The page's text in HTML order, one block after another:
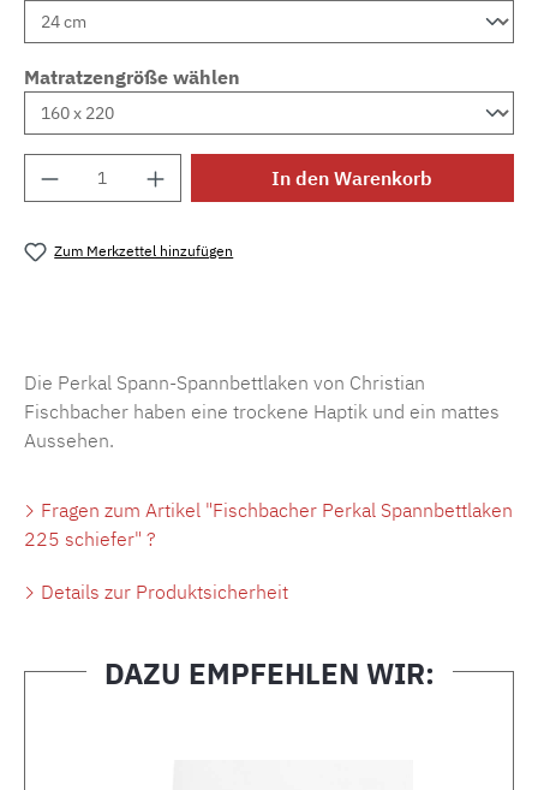
Matratzengröße wählen
Produkt Anzahl: Gib den gewünschten
In den Warenkorb
Zum Merkzettel hinzufügen
Die Perkal Spann-Spannbettlaken von Christian
Fischbacher haben eine trockene Haptik und ein mattes
Aussehen.
Fragen zum Artikel "Fischbacher Perkal Spannbettlaken
225 schiefer" ?
Details zur Produktsicherheit
DAZU EMPFEHLEN WIR: